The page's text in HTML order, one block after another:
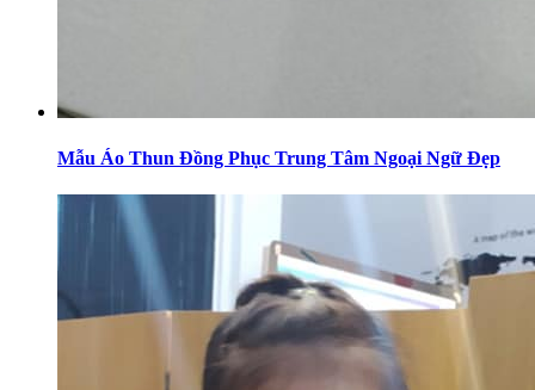
Mẫu Áo Thun Đồng Phục Trung Tâm Ngoại Ngữ Đẹp